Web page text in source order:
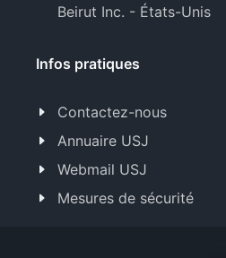
Beirut Inc. - États-Unis
Infos pratiques
Contactez-nous
Annuaire USJ
Webmail USJ
Mesures de sécurité